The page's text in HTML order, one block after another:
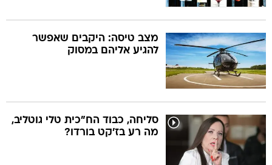
מצב טיסה: היקבים שאפשר
להגיע אליהם במסוק
סליחה, כבוד הח"כית טלי גוטליב,
מה רע בז'קט בורדו?